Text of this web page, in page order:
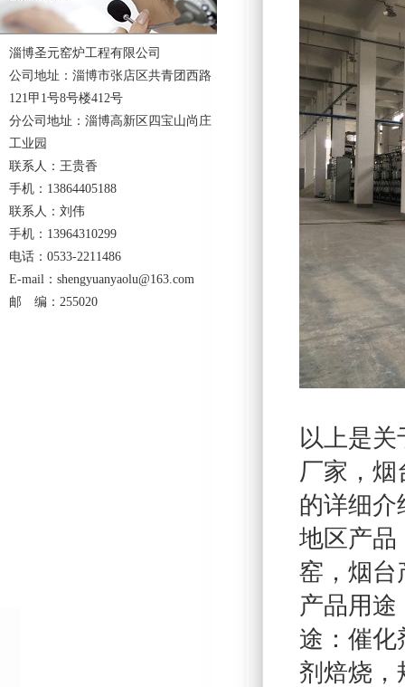
以上是关
厂家，烟
的详细介
地区产
窑 ， 烟台
产品用途
途：催化
剂焙烧，
淄博圣元窑炉工程有限公司
公司地址：淄博市张店区共青团西路
121甲1号8号楼412号
分公司地址：淄博高新区四宝山尚庄
工业园
联系人：王贵香
手机：13864405188
联系人：刘伟
手机：13964310299
电话：0533-2211486
E-mail：shengyuanyaolu@163.com
邮 编：255020